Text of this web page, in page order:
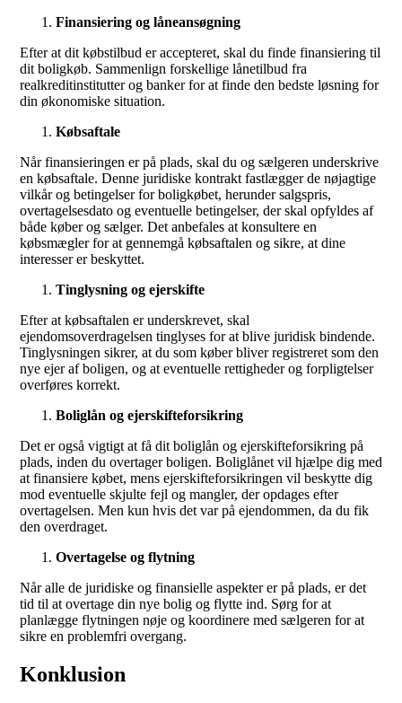
Finansiering og låneansøgning
Efter at dit købstilbud er accepteret, skal du finde finansiering til
dit boligkøb. Sammenlign forskellige lånetilbud fra
realkreditinstitutter og banker for at finde den bedste løsning for
din økonomiske situation.
Købsaftale
Når finansieringen er på plads, skal du og sælgeren underskrive
en købsaftale. Denne juridiske kontrakt fastlægger de nøjagtige
vilkår og betingelser for boligkøbet, herunder salgspris,
overtagelsesdato og eventuelle betingelser, der skal opfyldes af
både køber og sælger. Det anbefales at konsultere en
købsmægler for at gennemgå købsaftalen og sikre, at dine
interesser er beskyttet.
Tinglysning og ejerskifte
Efter at købsaftalen er underskrevet, skal
ejendomsoverdragelsen tinglyses for at blive juridisk bindende.
Tinglysningen sikrer, at du som køber bliver registreret som den
nye ejer af boligen, og at eventuelle rettigheder og forpligtelser
overføres korrekt.
Boliglån og ejerskifteforsikring
Det er også vigtigt at få dit boliglån og ejerskifteforsikring på
plads, inden du overtager boligen. Boliglånet vil hjælpe dig med
at finansiere købet, mens ejerskifteforsikringen vil beskytte dig
mod eventuelle skjulte fejl og mangler, der opdages efter
overtagelsen. Men kun hvis det var på ejendommen, da du fik
den overdraget.
Overtagelse og flytning
Når alle de juridiske og finansielle aspekter er på plads, er det
tid til at overtage din nye bolig og flytte ind. Sørg for at
planlægge flytningen nøje og koordinere med sælgeren for at
sikre en problemfri overgang.
Konklusion